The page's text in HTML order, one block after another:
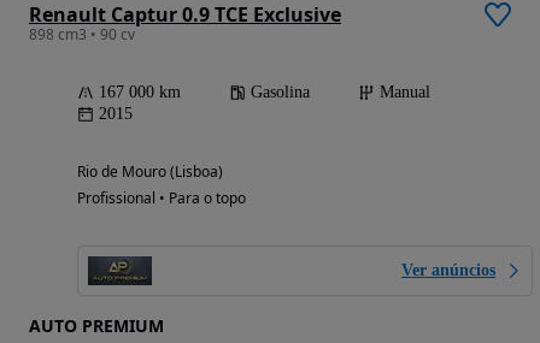
Renault Captur 0.9 TCE Exclusive
898 cm3 • 90 cv
167 000 km Gasolina
Manual
2015
Rio de Mouro (Lisboa)
Profissional • Para o topo
Ver anúncios
AUTO PREMIUM